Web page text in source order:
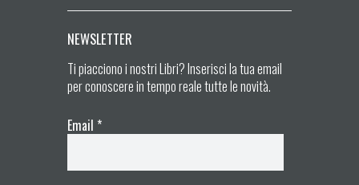
NEWSLETTER
Ti piacciono i nostri Libri? Inserisci la tua email
per conoscere in tempo reale tutte le novità.
Email *